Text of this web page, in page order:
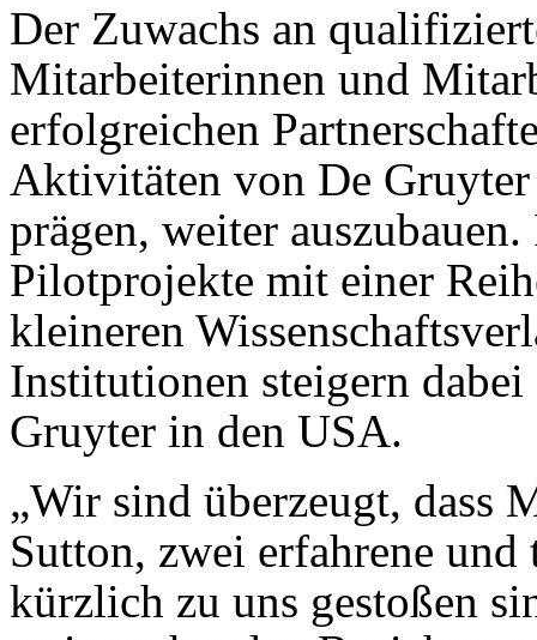
Der Zuwachs an
Mitarbeiterinnen und
erfolgreichen
Aktivitäten von De
prägen, weiter
Pilotprojekte mit einer
kleineren
Institutionen steigern
Gruyter in den USA.
„Wir sind überzeugt, dass
Sutton, zwei erfahrene
kürzlich zu uns gestoßen